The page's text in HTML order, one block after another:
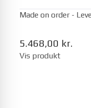
Made on order -
5.468,00 kr.
Vis produkt